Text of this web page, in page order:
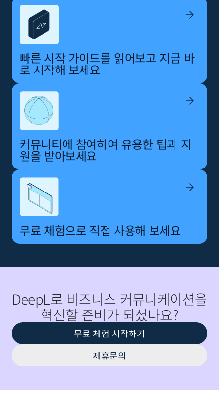
빠른 시작 가이드를 읽어보고 지금 바
로 시작해 보세요
커뮤니티에 참여하여 유용한 팁과 지
원을 받아보세요
무료 체험으로 직접 사용해 보세요
DeepL로 비즈니스 커뮤니케이션을
혁신할 준비가 되셨나요?
무료 체험 시작하기
제휴문의